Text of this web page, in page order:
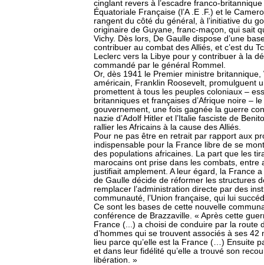
cinglant revers à l’escadre franco-
Équatoriale Française (l’A .E .F.) et le
rangent du côté du général, à l’initiative du
originaire de Guyane, franc-maçon, qui sait
Vichy. Dès lors, De Gaulle dispose d’une
contribuer au combat des Alliés, et c’est du
Leclerc vers la Libye pour y contribuer à la
commandé par le général Rommel.
Or, dès 1941 le Premier ministre
américain, Franklin Roosevelt, promulguent
promettent à tous les peuples coloniaux –
britanniques et françaises d’Afrique noire –
gouvernement, une fois gagnée la guerre
nazie d’Adolf Hitler et l’Italie fasciste de
rallier les Africains à la cause des Alliés.
Pour ne pas être en retrait par rapport aux
indispensable pour la France libre de se
des populations africaines. La part que les
marocains ont prise dans les combats, entre
justifiait amplement. A leur égard, la France
de Gaulle décide de réformer les structures
remplacer l’administration directe par des
communauté, l’Union française, qui lui
Ce sont les bases de cette nouvelle
conférence de Brazzaville. « Après cette
France (...) a choisi de conduire par la route
d’hommes qui se trouvent associés à ses
lieu parce qu’elle est la France (…) Ensuite
et dans leur fidélité qu’elle a trouvé son
libération. »